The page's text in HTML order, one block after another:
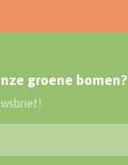
groene bomen?